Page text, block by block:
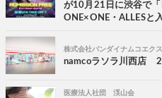
が10月21日に渋谷で
ONE×ONE・ALLESと
株式会社バンダイナムコエク
namcoラソラ川西店
医療法人社団 渓山会